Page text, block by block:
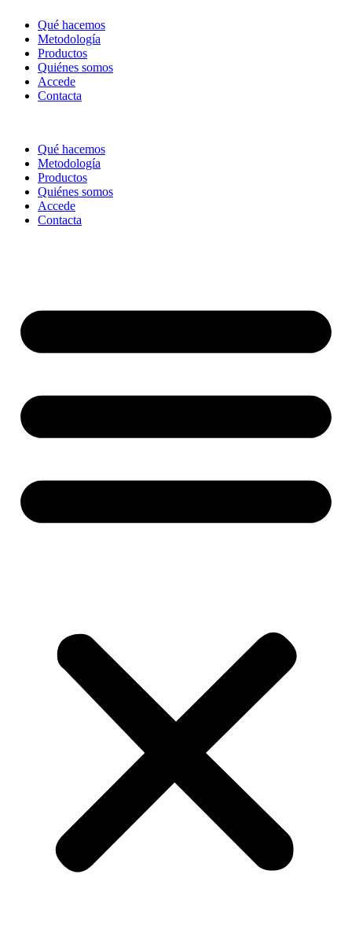
Qué hacemos
Metodología
Productos
Quiénes somos
Accede
Contacta
Qué hacemos
Metodología
Productos
Quiénes somos
Accede
Contacta